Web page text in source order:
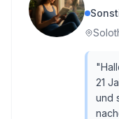
"
21
und